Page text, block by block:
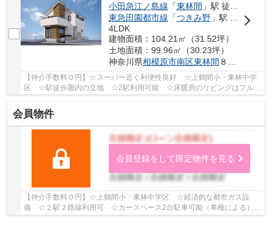
小田急江ノ島線 「東林間 」駅 徒歩10分
東急田園都市線 「つきみ野」駅 バス3分 「つきみ野北農園」 停歩16分
4LDK
建物面積：104.21㎡（31.52坪）
土地面積：99.96㎡（30.23坪）
神奈川県相模原市南区東林間 ８丁目
【仲介手数料０円】☆スーパー近く利便性良好 ☆上鶴間小・東林中学
区 ☆駅徒歩圏内の立地 ☆2駅利用可能 ☆床暖房のリビングはフルオ
ープンキッチンで開放感あり ☆ZEH水準省エネ住宅♪...
会員物件
会員登録をして限定物件を見る
【仲介手数料０円】☆上鶴間小・東林中学区 ☆経済的な都市ガス設
備 ☆２駅２路線利用可 ☆カースペース2台駐車可能（車種による）
☆小・中学校徒歩圏内 ☆スーパー近く利便性良好 ☆...